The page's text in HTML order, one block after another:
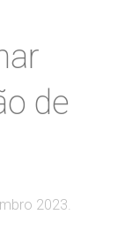
de
2023.